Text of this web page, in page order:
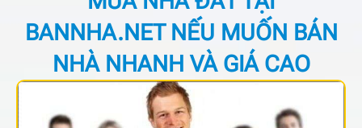
BANNHA.NET NẾU MUỐN BÁN
NHÀ NHANH VÀ GIÁ CAO